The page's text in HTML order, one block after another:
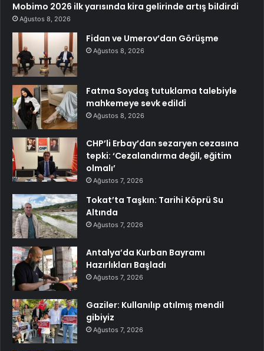
Mobimo 2026 ilk yarısında kira gelirinde artış bildirdi
Ağustos 8, 2026
Fidan ve Umerov’dan Görüşme
Ağustos 8, 2026
Fatma Soydaş tutuklama talebiyle
mahkemeye sevk edildi
Ağustos 8, 2026
CHP’li Erbay’dan sezaryen cezasına
tepki: ‘Cezalandırma değil, eğitim
olmalı’
Ağustos 7, 2026
Tokat’ta Taşkın: Tarihi Köprü Su
Altında
Ağustos 7, 2026
Antalya’da Kurban Bayramı
Hazırlıkları Başladı
Ağustos 7, 2026
Gaziler: Kullanılıp atılmış mendil
gibiyiz
Ağustos 7, 2026